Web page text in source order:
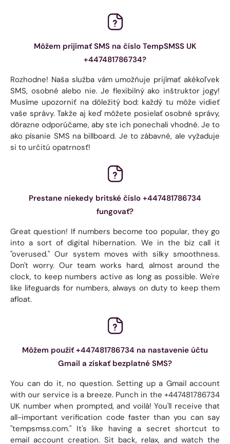
Môžem prijímať SMS na číslo TempSMSS UK
+447481786734?
Rozhodne! Naša služba vám umožňuje prijímať akékoľvek
SMS, osobné alebo nie. Je flexibilný ako inštruktor jogy!
Musíme upozorniť na dôležitý bod: každý tu môže vidieť
vaše správy. Takže aj keď môžete posielať osobné správy,
dôrazne odporúčame, aby ste ich ponechali vhodné. Je to
ako písanie SMS na billboard. Je to zábavné, ale vyžaduje
si to určitú opatrnosť!
Prestane niekedy britské číslo +447481786734
fungovať?
Great question! If numbers become too popular, they go
into a sort of digital hibernation. We in the biz call it
"overused." Our system moves with silky smoothness.
Don't worry. Our team works hard, almost around the
clock, to keep numbers active as long as possible. We're
like lifeguards for numbers, always on duty to keep them
afloat.
Môžem použiť +447481786734 na nastavenie účtu
Gmail a získať bezplatné SMS?
You can do it, no question. Setting up a Gmail account
with our service is a breeze. Punch in the +447481786734
UK number when prompted, and voilà! You'll receive that
all-important verification code faster than you can say
"tempsmss.com." It's like having a secret shortcut to
email account creation. Sit back, relax, and watch the